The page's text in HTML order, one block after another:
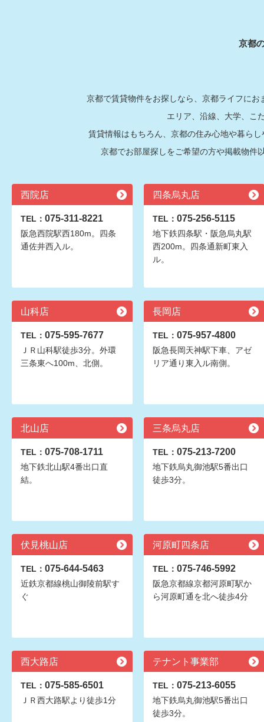
京都
京都で賃貸物件をお探しなら、京都ライフに
エリア、沿線、大学、こ
賃貸情報はもちろん、京都の住み心地や暮ら
京都でお部屋探しをご希望の方や掲載物件
西院店
TEL： 075-311-8221
阪急西院駅西180m。四条
通佐井西入ル。
四条烏丸店
TEL： 075-256-5115
地下鉄四条駅・阪急烏丸駅
西200m。四条通新町東入
ル。
山科店
TEL： 075-595-7677
ＪＲ山科駅徒歩3分。外環
三条東へ100m、北側。
長岡店
TEL： 075-957-4800
阪急長岡天神駅下車、アゼ
リア通り東入ル南側。
北山店
TEL： 075-708-1711
地下鉄北山駅4番出口直
結。
三条烏丸店
TEL： 075-213-7200
地下鉄烏丸御池駅5番出口
徒歩3分。
伏見桃山店
TEL： 075-644-5463
近鉄京都線桃山御陵前駅す
ぐ
河原町四条店
TEL： 075-746-5992
阪急京都線京都河原町駅か
ら河原町通を北へ徒歩4分
西大路店
TEL： 075-585-6501
ＪＲ西大路駅より徒歩1分
テナント事業部
TEL： 075-213-6055
地下鉄烏丸御池駅5番出口
徒歩3分。